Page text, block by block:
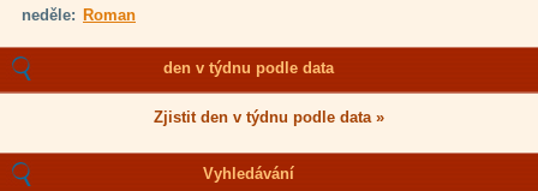
neděle: Roman
den v týdnu podle data
Zjistit den v týdnu podle data »
Vyhledávání